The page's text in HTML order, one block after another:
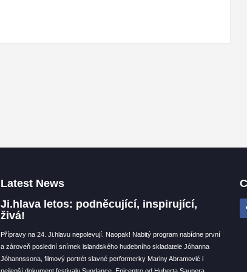
Latest News
Ji.hlava letos: podněcující, inspirující,
živá!
Přípravy na 24. Ji.hlavu nepolevují. Naopak! Nabitý program nabídne první
a zároveň poslední snímek islandského hudebního skladatele Jóhanna
Jóhannssona, filmový portrét slavné performerky Mariny Abramović i